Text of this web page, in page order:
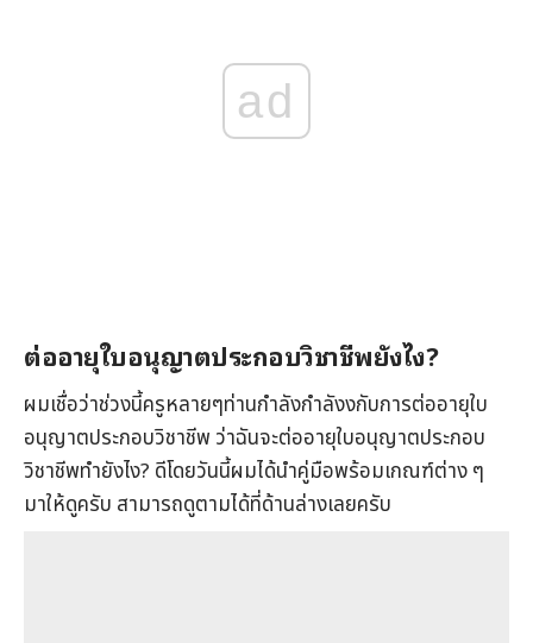
ad
ต่ออายุใบอนุญาตประกอบวิชาชีพยังไง?
ผมเชื่อว่าช่วงนี้ครูหลายๆท่านกำลังกำลังงกับการต่ออายุใบ
อนุญาตประกอบวิชาชีพ ว่าฉันจะต่ออายุใบอนุญาตประกอบ
วิชาชีพทำยังไง? ดีโดยวันนี้ผมได้นำคู่มือพร้อมเกณฑ์ต่าง ๆ
มาให้ดูครับ สามารถดูตามได้ที่ด้านล่างเลยครับ